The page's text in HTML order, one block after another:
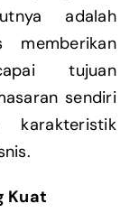
adalah
memberikan
tujuan
sendiri
Kuat